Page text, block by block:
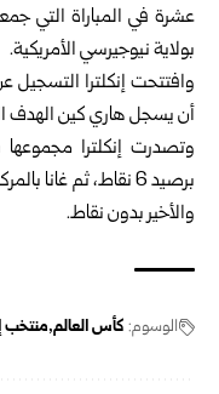
عشرة ‏في المباراة التي
بولاية نيوجيرسي الأمريكية.‏
أن ‏يسجل هاري كين الهدف
والأخير بدون نقاط.‏
الوسوم: كأس العالم منتخب